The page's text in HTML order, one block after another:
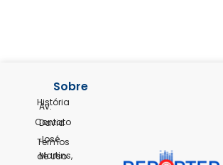
Av.
David
José
Martins,
Sobre
História
Contato
Termos
de Uso